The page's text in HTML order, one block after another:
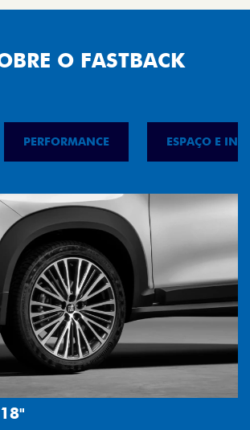
O FASTBACK
PERFORMANCE ESPAÇO E
FAROL FULL LED
Tecnologia dos faróis totalmente em